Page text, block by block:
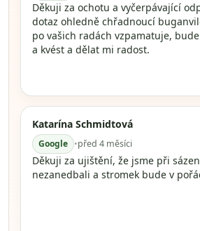
Děkuji za ochotu a vyčerpávající
dotaz ohledně chřadnoucí
po vašich radách vzpamatuje,
a kvést a dělat mi radost.
Katarína Schmidtová
Google •před 4 měsíci
Děkuji za ujištění, že jsme při
nezanedbali a stromek bude v